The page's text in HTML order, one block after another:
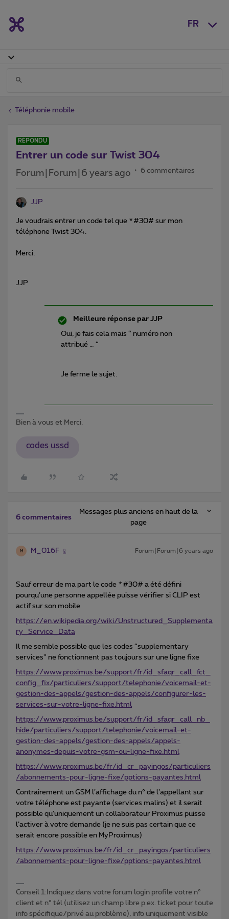
FR
Téléphonie mobile
RÉPONDU
Entrer un code sur Twist 304
Forum|Forum|6 years ago 6 commentaires
JJP
Je voudrais entrer un code tel que *#30# sur mon
téléphone Twist 304.
Merci.
JJP
Meilleure réponse par JJP
Oui, je fais cela mais “ numéro non
attribué … “
Je ferme le sujet.
Bien à vous et Merci.
codes ussd
6 commentaires
Messages plus anciens en haut de la
page
M M_016F Forum|Forum|6 years ago
Sauf erreur de ma part le code *#30# a été défini
pourqu’une personne appellée puisse vérifier si CLIP est
actif sur son mobile
https://en.wikipedia.org/wiki/Unstructured_Supplementa
ry_Service_Data
Il me semble possible que les codes “supplementary
services” ne fonctionnent pas toujours sur une ligne fixe
https://www.proximus.be/support/fr/id_sfaqr_call_fct_
config_fix/particuliers/support/telephonie/voicemail-et-
gestion-des-appels/gestion-des-appels/configurer-les-
services-sur-votre-ligne-fixe.html
https://www.proximus.be/support/fr/id_sfaqr_call_nb_
hide/particuliers/support/telephonie/voicemail-et-
gestion-des-appels/gestion-des-appels/appels-
anonymes-depuis-votre-gsm-ou-ligne-fixe.html
https://www.proximus.be/fr/id_cr_payingos/particuliers
/abonnements-pour-ligne-fixe/pptions-payantes.html
Contrairement un GSM l’affichage du n° de l’appellant sur
votre téléphone est payante (services malins) et il serait
possible qu’uniquement un collaborateur Proximus puisse
l’activer à votre demande (je ne suis pas certain que ce
serait encore possible en MyProximus)
https://www.proximus.be/fr/id_cr_payingos/particuliers
/abonnements-pour-ligne-fixe/pptions-payantes.html
Conseil 1:Indiquez dans votre forum login profile votre n°
client et n° tél (utilisez un champ libre p.ex. ticket pour toute
info spécifique/privé au problème), info uniquement visible